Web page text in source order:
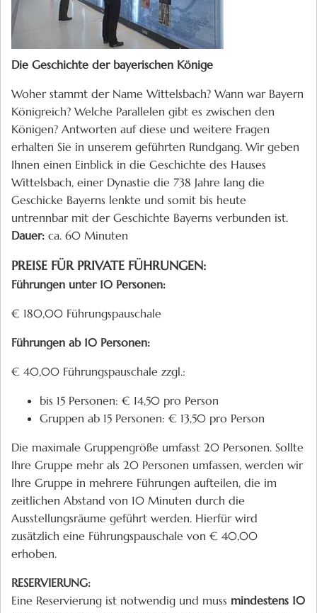
Die Geschichte der bayerischen Könige
Woher stammt der Name Wittelsbach? Wann war Bayern
Königreich? Welche Parallelen gibt es zwischen den
Königen? Antworten auf diese und weitere Fragen
erhalten Sie in unserem geführten Rundgang. Wir geben
Ihnen einen Einblick in die Geschichte des Hauses
Wittelsbach, einer Dynastie die 738 Jahre lang die
Geschicke Bayerns lenkte und somit bis heute
untrennbar mit der Geschichte Bayerns verbunden ist.
Dauer: ca. 60 Minuten
PREISE FÜR PRIVATE FÜHRUNGEN:
Führungen unter 10 Personen:
€ 180,00 Führungspauschale
Führungen ab 10 Personen:
€ 40,00 Führungspauschale zzgl.:
bis 15 Personen: € 14,50 pro Person
Gruppen ab 15 Personen: € 13,50 pro Person
Die maximale Gruppengröße umfasst 20 Personen. Sollte
Ihre Gruppe mehr als 20 Personen umfassen, werden wir
Ihre Gruppe in mehrere Führungen aufteilen, die im
zeitlichen Abstand von 10 Minuten durch die
Ausstellungsräume geführt werden. Hierfür wird
zusätzlich eine Führungspauschale von € 40,00
erhoben.
RESERVIERUNG:
Eine Reservierung ist notwendig und muss mindestens 10